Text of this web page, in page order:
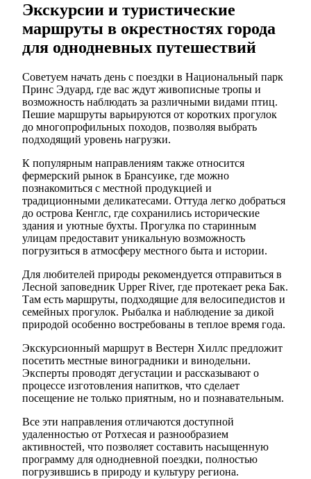
Экскурсии и туристические
маршруты в окрестностях города
для однодневных путешествий
Советуем начать день с поездки в Национальный парк
Принс Эдуард, где вас ждут живописные тропы и
возможность наблюдать за различными видами птиц.
Пешие маршруты варьируются от коротких прогулок
до многопрофильных походов, позволяя выбрать
подходящий уровень нагрузки.
К популярным направлениям также относится
фермерский рынок в Брансуике, где можно
познакомиться с местной продукцией и
традиционными деликатесами. Оттуда легко добраться
до острова Кенглс, где сохранились исторические
здания и уютные бухты. Прогулка по старинным
улицам предоставит уникальную возможность
погрузиться в атмосферу местного быта и истории.
Для любителей природы рекомендуется отправиться в
Лесной заповедник Upper River, где протекает река Бак.
Там есть маршруты, подходящие для велосипедистов и
семейных прогулок. Рыбалка и наблюдение за дикой
природой особенно востребованы в теплое время года.
Экскурсионный маршрут в Вестерн Хиллс предложит
посетить местные виноградники и винодельни.
Эксперты проводят дегустации и рассказывают о
процессе изготовления напитков, что сделает
посещение не только приятным, но и познавательным.
Все эти направления отличаются доступной
удаленностью от Ротхесая и разнообразием
активностей, что позволяет составить насыщенную
программу для однодневной поездки, полностью
погрузившись в природу и культуру региона.